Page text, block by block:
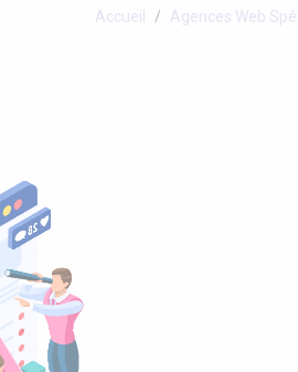
Accueil Agences Web